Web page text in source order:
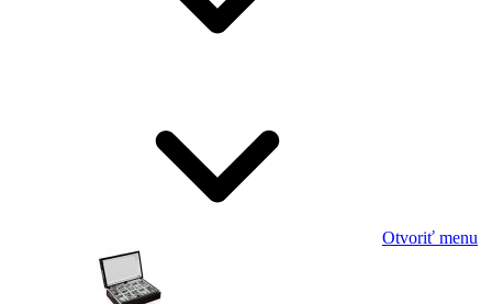
Otvoriť menu